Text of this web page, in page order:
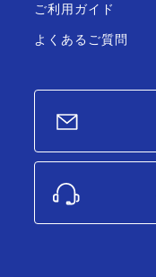
ご利用ガイド
よくあるご質問